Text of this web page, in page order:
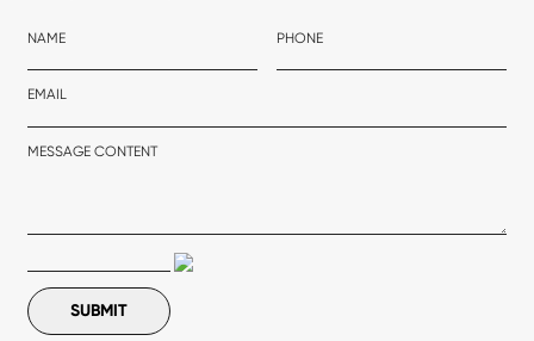
NAME PHONE
EMAIL
MESSAGE CONTENT